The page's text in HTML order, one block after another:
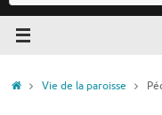
AccueilVie de la paroisse